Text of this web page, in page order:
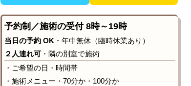
予約制／施術の受付 8時～19時
当日の予約 OK ・年中無休（臨時休業あり）
２人連れ可 ・隣の別室で施術
・ご希望の日・時間帯
・施術メニュー・70分か・100分か